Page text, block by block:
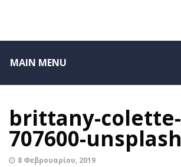
MAIN MENU
brittany-colette-
707600-unsplash
8 Φεβρουαρίου, 2019